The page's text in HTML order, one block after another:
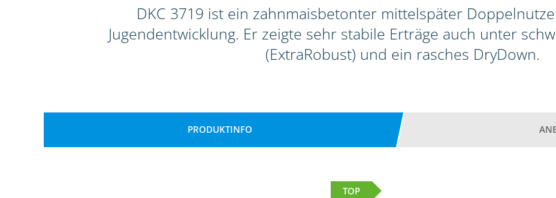
DKC 3719 ist ein zahnmaisbetonter mittelspäter
Jugendentwicklung. Er zeigte sehr stabile Erträge auch unter
(ExtraRobust) und ein rasches DryDown.
PRODUKTINFO
TOP